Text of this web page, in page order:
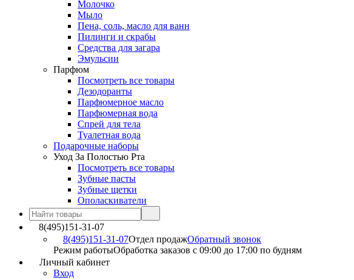
Молочко
Мыло
Пена, соль, масло для ванн
Пилинги и скрабы
Средства для загара
Эмульсии
Парфюм
Посмотреть все товары
Дезодоранты
Парфюмерное масло
Парфюмерная вода
Спрей для тела
Туалетная вода
Подарочные наборы
Уход За Полостью Рта
Посмотреть все товары
Зубные пасты
Зубные щетки
Ополаскиватели
8(495)151-31-07
8(495)151-31-07Отдел продажОбратный звонок
Режим работыОбработка заказов с 09:00 до 17:00 по будням
Личный кабинет
Вход